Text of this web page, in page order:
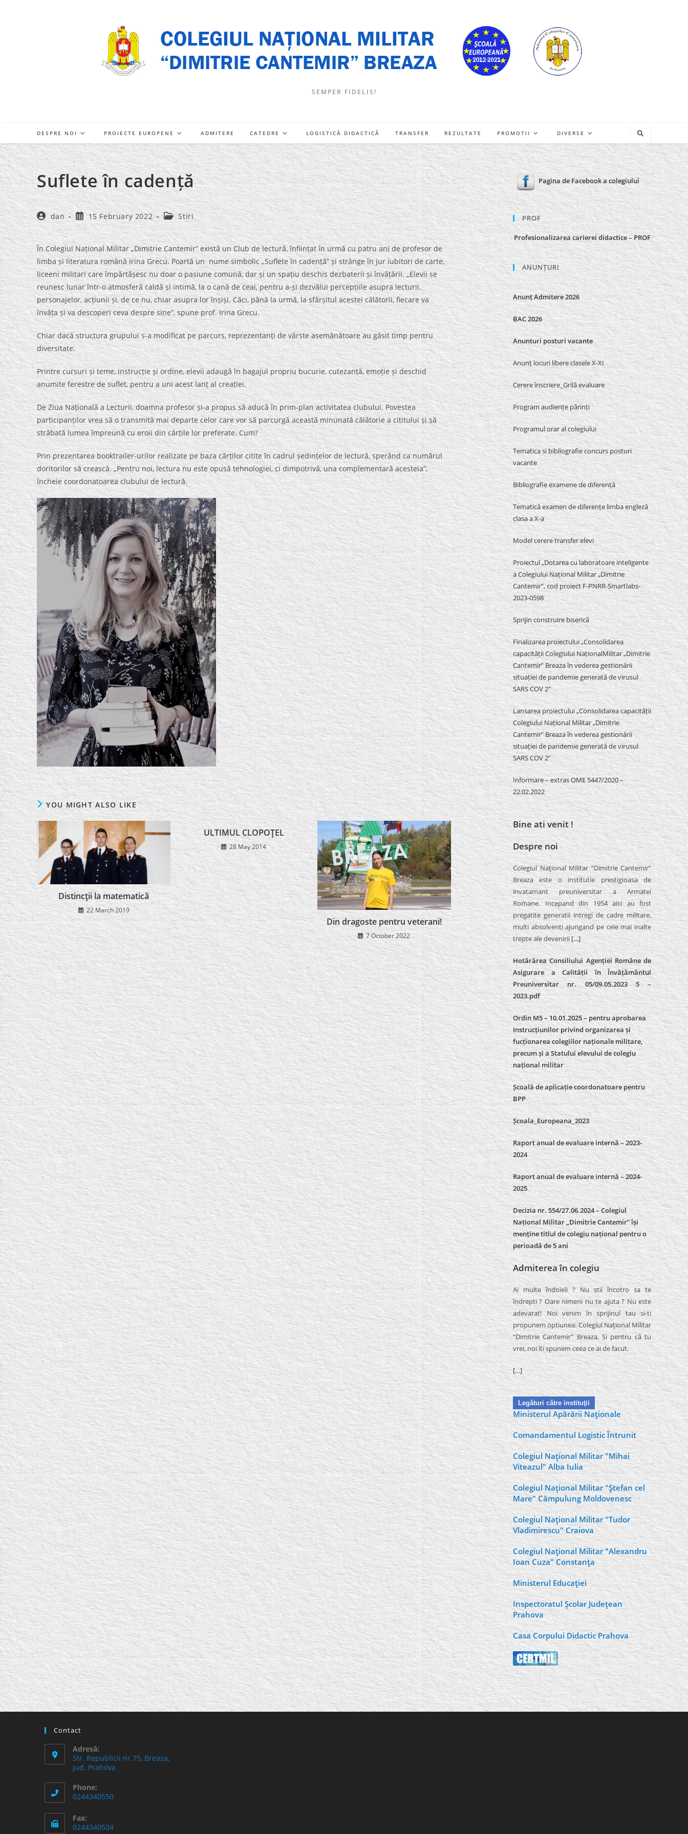
SEMPER FIDELIS!
DESPRE NOI PROIECTE EUROPENE ADMITERE CATEDRE LOGISTICĂ DIDACTICĂ TRANSFER REZULTATE PROMOTII DIVERSE
Suflete în cadență
Post
author:
dan
Post
published:
15 February 2022
Post
category:
Stiri
În Colegiul Național Militar „Dimitrie Cantemir” există un Club de lectură, înființat în urmă cu patru ani de profesor de
limba și literatura română Irina Grecu. Poartă un nume simbolic „Suflete în cadență” și strânge în jur iubitori de carte,
liceeni militari care împărtășesc nu doar o pasiune comună, dar și un spațiu deschis dezbaterii și învățării. „Elevii se
reunesc lunar într-o atmosferă caldă și intimă, la o cană de ceai, pentru a-și dezvălui percepțiile asupra lecturii,
personajelor, acțiunii și, de ce nu, chiar asupra lor înșiși. Căci, până la urmă, la sfârșitul acestei călătorii, fiecare va
învăța și va descoperi ceva despre sine”, spune prof. Irina Grecu.
Chiar dacă structura grupului s-a modificat pe parcurs, reprezentanți de vârste asemănătoare au găsit timp pentru
diversitate.
Printre cursuri și teme, instrucție și ordine, elevii adaugă în bagajul propriu bucurie, cutezanță, emoție și deschid
anumite ferestre de suflet, pentru a uni acest lanț al creației.
De Ziua Națională a Lecturii, doamna profesor și-a propus să aducă în prim-plan activitatea clubului. Povestea
participanților vrea să o transmită mai departe celor care vor să parcurgă această minunată călătorie a cititului și să
străbată lumea împreună cu eroii din cărțile lor preferate. Cum?
Prin prezentarea booktrailer-urilor realizate pe baza cărților citite în cadrul ședințelor de lectură, sperând ca numărul
doritorilor să crească. „Pentru noi, lectura nu este opusă tehnologiei, ci dimpotrivă, una complementară acesteia”,
încheie coordonatoarea clubului de lectură.
YOU MIGHT ALSO LIKE
Distincţii la matematică
22 March 2019
ULTIMUL CLOPOŢEL
28 May 2014
Din dragoste pentru veterani!
7 October 2022
Pagina de Facebook a colegiului
PROF
Profesionalizarea carierei didactice – PROF
ANUNȚURI
Anunț Admitere 2026
BAC 2026
Anunturi posturi vacante
Anunț locuri libere clasele X-XI
Cerere înscriere_Grilă evaluare
Program audiențe părinți
Programul orar al colegiului
Tematica si bibliografie concurs posturi
vacante
Bibliografie examene de diferență
Tematică examen de diferențe limba engleză
clasa a X-a
Model cerere transfer elevi
Proiectul „Dotarea cu laboratoare inteligente
a Colegiului Național Militar „Dimitrie
Cantemir”, cod proiect F-PNRR-Smartlabs-
2023-0598
Sprijin construire biserică
Finalizarea proiectului „Consolidarea
capacității Colegiului NaționalMilitar „Dimitrie
Cantemir” Breaza în vederea gestionării
situației de pandemie generată de virusul
SARS COV 2″
Lansarea proiectului „Consolidarea capacității
Colegiului Național Militar „Dimitrie
Cantemir” Breaza în vederea gestionării
situației de pandemie generată de virusul
SARS COV 2”
Informare – extras OME 5447/2020 –
22.02.2022
Bine ati venit !
Despre noi
Colegiul Naţional Militar “Dimitrie Cantemir”
Breaza este o institutie prestigioasa de
invatamant preuniversitar a Armatei
Romane. Incepand din 1954 aici au fost
pregatite generatii intregi de cadre militare,
multi absolventi ajungand pe cele mai inalte
trepte ale devenirii […]
Hotărârea Consiliului Agenției Române de
Asigurare a Calității în Învățământul
Preuniversitar nr. 05/09.05.2023 5 –
2023.pdf
Ordin M5 – 10.01.2025 – pentru aprobarea
Instrucțiunilor privind organizarea și
fucționarea colegiilor naționale militare,
precum și a Statului elevului de colegiu
național militar
Școală de aplicație coordonatoare pentru
BPP
Școala_Europeana_2023
Raport anual de evaluare internă – 2023-
2024
Raport anual de evaluare internă –2024-
2025
Decizia nr. 554/27.06.2024 – Colegiul
Național Militar „Dimitrie Cantemir” își
menține titlul de colegiu național pentru o
perioadă de 5 ani
Admiterea în colegiu
Ai multe îndoieli ? Nu stii încotro sa te
îndrepti ? Oare nimeni nu te ajuta ? Nu este
adevarat! Noi venim în sprijinul tau si-ti
propunem optiunea: Colegiul Naţional Militar
“Dimitrie Cantemir” Breaza. Si pentru că tu
vrei, noi îti spunem ceea ce ai de facut.
[…]
Legături către instituţii
Ministerul Apărării Naţionale
Comandamentul Logistic Întrunit
Colegiul Naţional Militar "Mihai
Viteazul" Alba Iulia
Colegiul Naţional Militar "Ştefan cel
Mare" Câmpulung Moldovenesc
Colegiul Naţional Militar "Tudor
Vladimirescu" Craiova
Colegiul Naţional Militar "Alexandru
Ioan Cuza" Constanţa
Ministerul Educaţiei
Inspectoratul Şcolar Judeţean
Prahova
Casa Corpului Didactic Prahova
Contact
Adresă:
Str. Republicii nr.75, Breaza,
Jud. Prahova
Phone:
0244340550
Fax:
0244340504